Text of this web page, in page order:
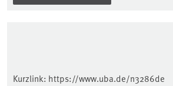
Kurzlink: https://www.uba.de/n3286de